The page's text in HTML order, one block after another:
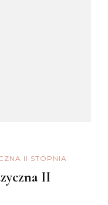
II STOPNIA
II